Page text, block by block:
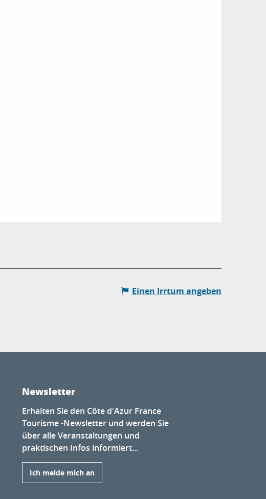
Einen Irrtum angeben
Newsletter
Erhalten Sie den Côte d'Azur France
Tourisme -Newsletter und werden Sie
über alle Veranstaltungen und
praktischen Infos informiert...
Ich melde mich an